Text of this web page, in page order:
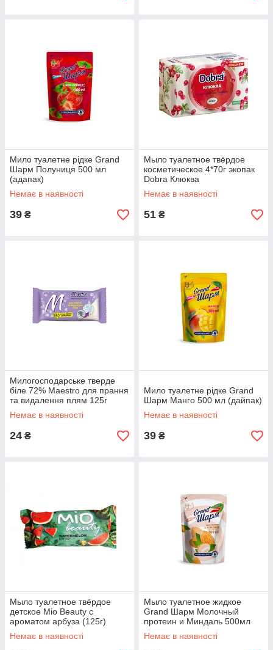
Мило туалетне рідке Grand
Шарм Полуниця 500 мл
(адапак)
Немає в наявності
39 ₴
Мыло туалетное твёрдое
косметическое 4*70г экопак
Dobra Клюква
Немає в наявності
51 ₴
Милогосподарське тверде
біле 72% Maestro для прання
та видалення плям 125г
Немає в наявності
24 ₴
Мило туалетне рідке Grand
Шарм Манго 500 мл (дайпак)
Немає в наявності
39 ₴
Мыло туалетное твёрдое
детское Mio Beauty с
ароматом арбуза (125г)
Немає в наявності
Мыло туалетное жидкое
Grand Шарм Молочный
протеин и Миндаль 500мл
(дойпак)
Немає в наявності